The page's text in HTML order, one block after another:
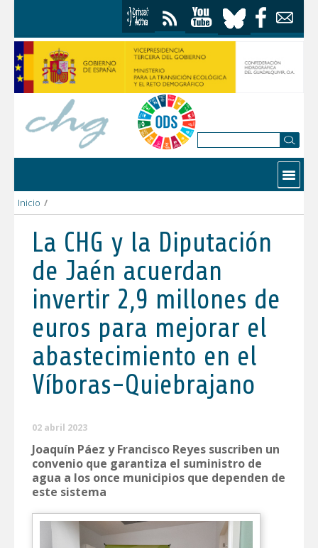
Contactar
Inicio /
La CHG y la Diputación
de Jaén acuerdan
invertir 2,9 millones de
euros para mejorar el
abastecimiento en el
Víboras-Quiebrajano
02 abril 2023
Joaquín Páez y Francisco Reyes suscriben un
convenio que garantiza el suministro de
agua a los once municipios que dependen de
este sistema